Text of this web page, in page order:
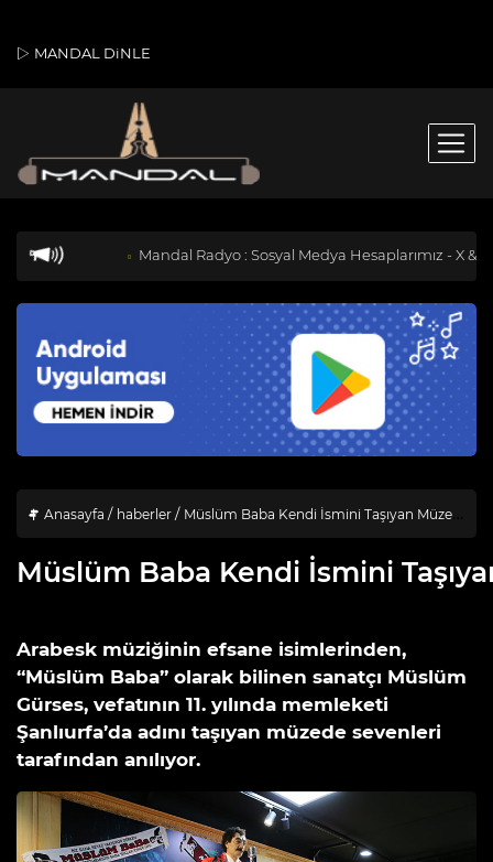
MANDAL DiNLE
Mandal Radyo : Sosyal Medya Hesaplarımız - X &
Anasayfa haberler Müslüm Baba Kendi İsmini Taşıyan Müzede Anılıyor
Müslüm Baba Kendi İsmini
Arabesk müziğinin efsane isimlerinden,
“Müslüm Baba” olarak bilinen sanatçı Müslüm
Gürses, vefatının 11. yılında memleketi
Şanlıurfa’da adını taşıyan müzede sevenleri
tarafından anılıyor.